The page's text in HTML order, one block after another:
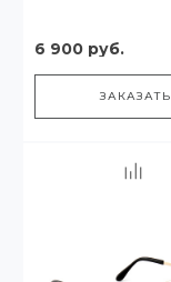
6 900 руб.
ЗАКАЗАТЬ